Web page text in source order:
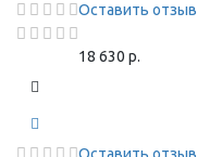
Оставить отзыв
18 630 р.